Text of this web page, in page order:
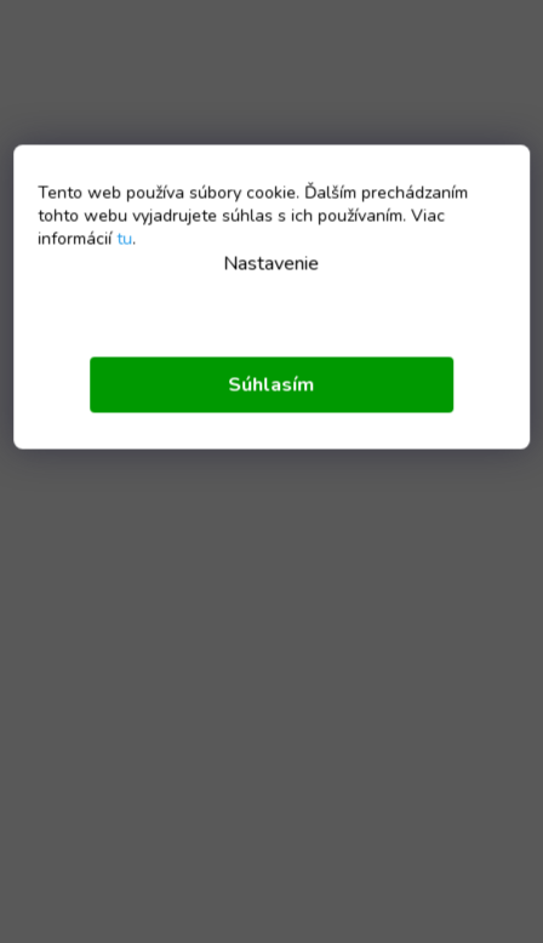
Tento web používa súbory cookie. Ďalším prechádzaním
tohto webu vyjadrujete súhlas s ich používaním. Viac
informáciítu.
Nastavenie
Súhlasím